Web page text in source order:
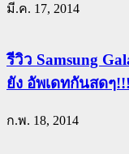
มี.ค. 17, 2014
รีวิว Samsung
ยัง อัพเดทกันสดๆ!!!
ก.พ. 18, 2014